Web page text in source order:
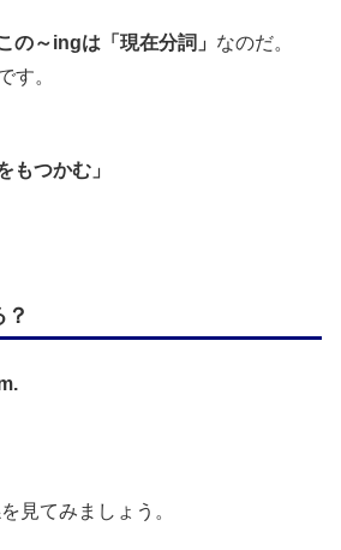
の～ingは「現在分詞」 なのだ。
す。
もつかむ」
見てみましょう。